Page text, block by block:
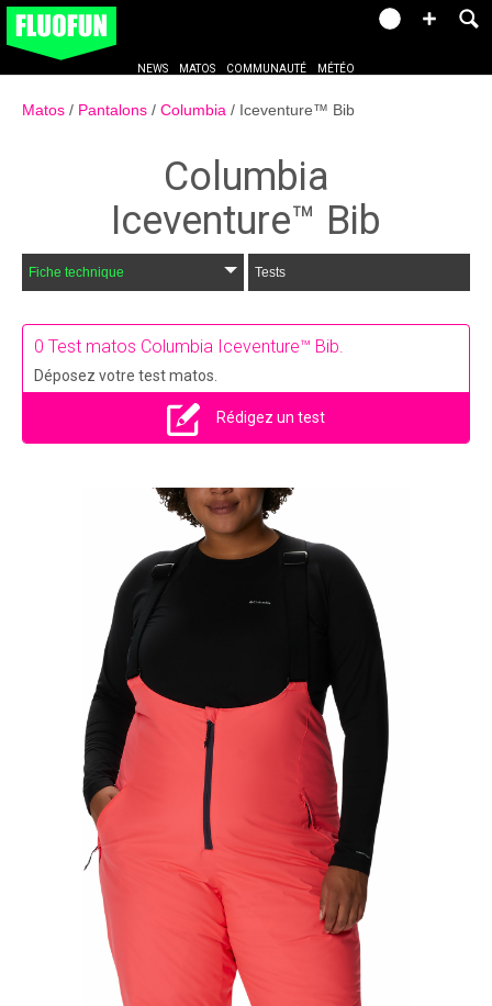
NEWS MATOS COMMUNAUTÉ MÉTÉO
Matos Pantalons Columbia Iceventure™ Bib
Columbia
Iceventure™ Bib
Fiche technique Tests
0 Test matos Columbia Iceventure™ Bib.
Déposez votre test matos.
Rédigez un test